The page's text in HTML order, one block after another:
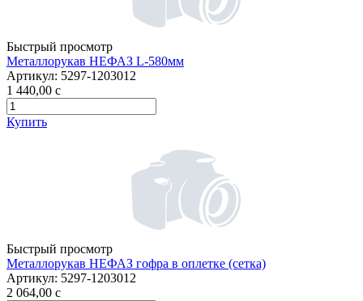
Быстрый просмотр
Металлорукав НЕФАЗ L-580мм
Артикул: 5297-1203012
1 440,00 c
Купить
Быстрый просмотр
Металлорукав НЕФАЗ гофра в оплетке (сетка)
Артикул: 5297-1203012
2 064,00 c